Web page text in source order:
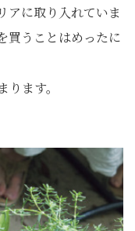
アに取り入れていま
買うことはめったに
ます。